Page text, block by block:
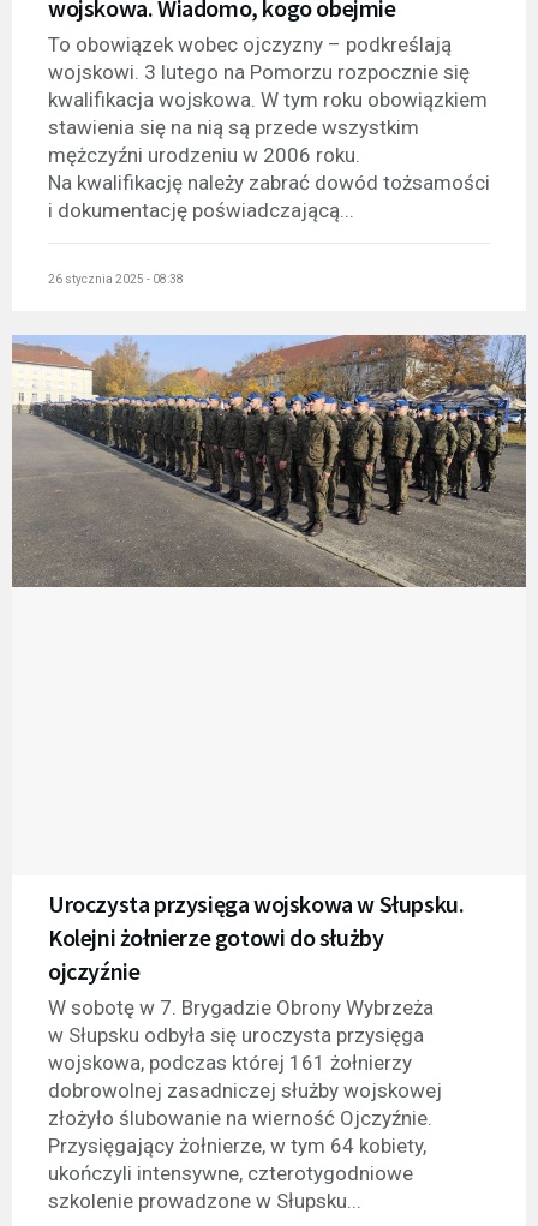
wojskowa. Wiadomo, kogo obejmie
To obowiązek wobec ojczyzny – podkreślają
wojskowi. 3 lutego na Pomorzu rozpocznie się
kwalifikacja wojskowa. W tym roku obowiązkiem
stawienia się na nią są przede wszystkim
mężczyźni urodzeniu w 2006 roku.
Na kwalifikację należy zabrać dowód tożsamości
i dokumentację poświadczającą...
26 stycznia 2025 - 08:38
Uroczysta przysięga wojskowa w Słupsku.
Kolejni żołnierze gotowi do służby
ojczyźnie
W sobotę w 7. Brygadzie Obrony Wybrzeża
w Słupsku odbyła się uroczysta przysięga
wojskowa, podczas której 161 żołnierzy
dobrowolnej zasadniczej służby wojskowej
złożyło ślubowanie na wierność Ojczyźnie.
Przysięgający żołnierze, w tym 64 kobiety,
ukończyli intensywne, czterotygodniowe
szkolenie prowadzone w Słupsku...